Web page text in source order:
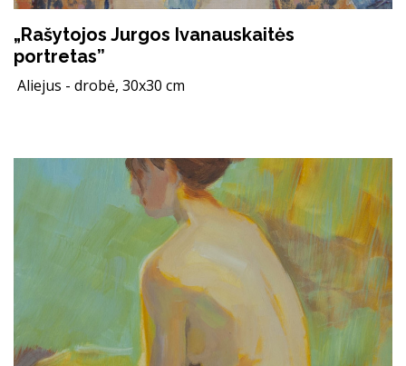
„Rašytojos Jurgos Ivanauskaitės
portretas”
Aliejus - drobė, 30x30 cm